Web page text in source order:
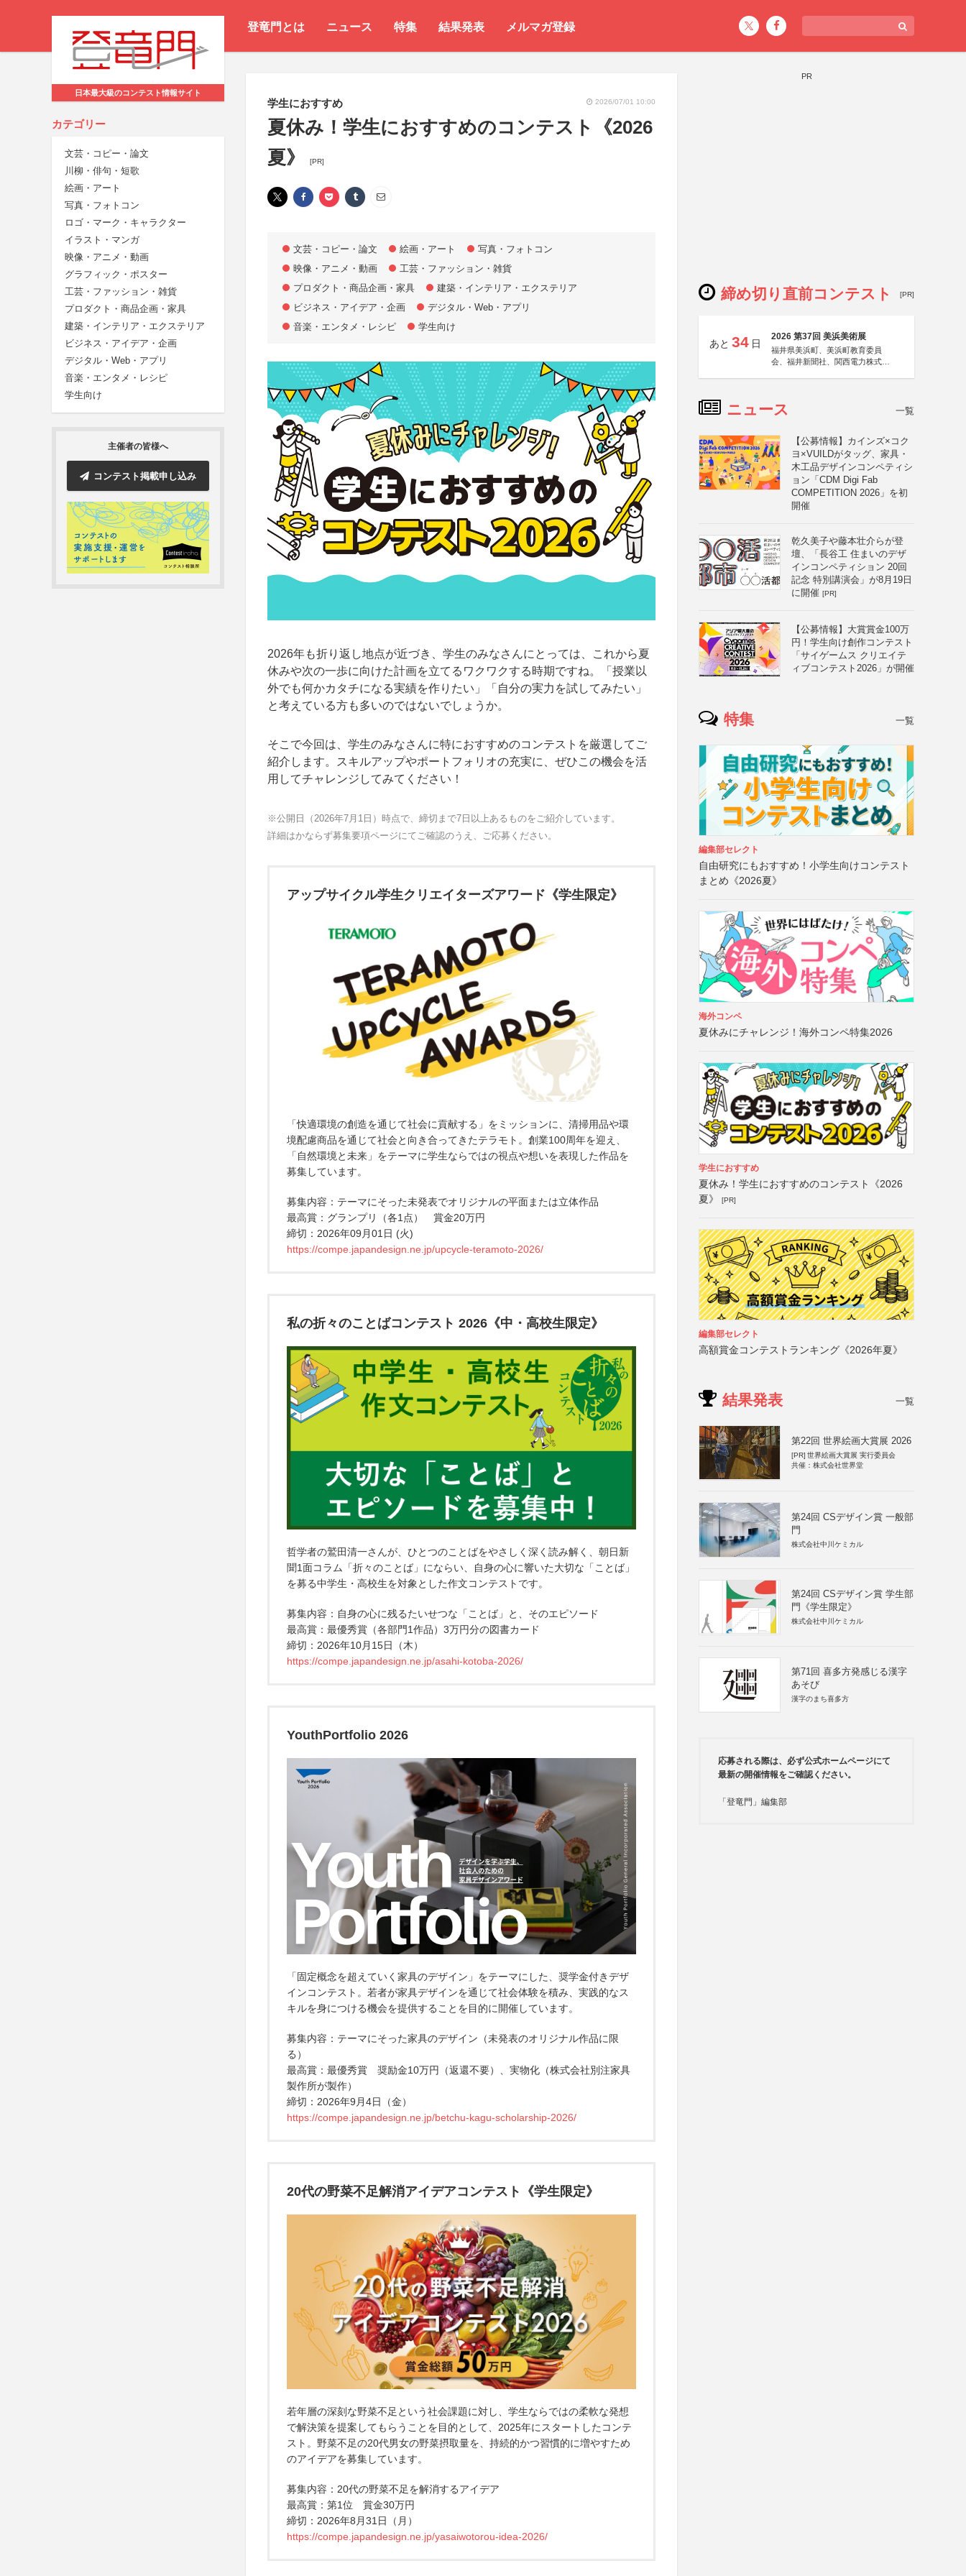
登竜門とは ニュース 特集 結果発表 メルマガ登録
日本最大級のコンテスト情報サイト
カテゴリー
文芸・コピー・論文
川柳・俳句・短歌
絵画・アート
写真・フォトコン
ロゴ・マーク・キャラクター
イラスト・マンガ
映像・アニメ・動画
グラフィック・ポスター
工芸・ファッション・雑貨
プロダクト・商品企画・家具
建築・インテリア・エクステリア
ビジネス・アイデア・企画
デジタル・Web・アプリ
音楽・エンタメ・レシピ
学生向け
主催者の皆様へ
コンテスト掲載申し込み
学生におすすめ 2026/07/01 10:00
夏休み！学生におすすめのコンテスト《2026
夏》
[PR]
文芸・コピー・論文 絵画・アート
写真・フォトコン
映像・アニメ・動画
工芸・ファッション・雑貨
プロダクト・商品企画・家具
建築・インテリア・エクステリア
ビジネス・アイデア・企画
デジタル・Web・アプリ
音楽・エンタメ・レシピ
学生向け
2026年も折り返し地点が近づき、学生のみなさんにとっては、これから夏
休みや次の一歩に向けた計画を立てるワクワクする時期ですね。「授業以
外でも何かカタチになる実績を作りたい」「自分の実力を試してみたい」
と考えている方も多いのではないでしょうか。
そこで今回は、学生のみなさんに特におすすめのコンテストを厳選してご
紹介します。スキルアップやポートフォリオの充実に、ぜひこの機会を活
用してチャレンジしてみてください！
※公開日（2026年7月1日）時点で、締切まで7日以上あるものをご紹介しています。
詳細はかならず募集要項ページにてご確認のうえ、ご応募ください。
アップサイクル学生クリエイターズアワード《学生限定》
「快適環境の創造を通じて社会に貢献する」をミッションに、清掃用品や環
境配慮商品を通じて社会と向き合ってきたテラモト。創業100周年を迎え、
「自然環境と未来」をテーマに学生ならではの視点や想いを表現した作品を
募集しています。
募集内容：テーマにそった未発表でオリジナルの平面または立体作品
最高賞：グランプリ（各1点） 賞金20万円
締切：2026年09月01日 (火)
https://compe.japandesign.ne.jp/upcycle-teramoto-2026/
私の折々のことばコンテスト 2026《中・高校生限定》
哲学者の鷲田清一さんが、ひとつのことばをやさしく深く読み解く、朝日新
聞1面コラム「折々のことば」にならい、自身の心に響いた大切な「ことば」
を募る中学生・高校生を対象とした作文コンテストです。
募集内容：自身の心に残るたいせつな「ことば」と、そのエピソード
最高賞：最優秀賞（各部門1作品）3万円分の図書カード
締切：2026年10月15日（木）
https://compe.japandesign.ne.jp/asahi-kotoba-2026/
YouthPortfolio 2026
「固定概念を超えていく家具のデザイン」をテーマにした、奨学金付きデザ
インコンテスト。若者が家具デザインを通じて社会体験を積み、実践的なス
キルを身につける機会を提供することを目的に開催しています。
募集内容：テーマにそった家具のデザイン（未発表のオリジナル作品に限
る）
最高賞：最優秀賞 奨励金10万円（返還不要）、実物化（株式会社別注家具
製作所が製作）
締切：2026年9月4日（金）
https://compe.japandesign.ne.jp/betchu-kagu-scholarship-2026/
20代の野菜不足解消アイデアコンテスト《学生限定》
若年層の深刻な野菜不足という社会課題に対し、学生ならではの柔軟な発想
で解決策を提案してもらうことを目的として、2025年にスタートしたコンテ
スト。野菜不足の20代男女の野菜摂取量を、持続的かつ習慣的に増やすため
のアイデアを募集しています。
募集内容：20代の野菜不足を解消するアイデア
最高賞：第1位 賞金30万円
締切：2026年8月31日（月）
https://compe.japandesign.ne.jp/yasaiwotorou-idea-2026/
PR
締め切り直前コンテスト [PR]
あと 34 日
2026 第37回 美浜美術展
福井県美浜町、美浜町教育委員
会、福井新聞社、関西電力株式会
ニュース 一覧
【公募情報】カインズ×コク
ヨ×VUILDがタッグ、家具・
木工品デザインコンペティシ
ョン「CDM Digi Fab
COMPETITION 2026」を初
開催
乾久美子や藤本壮介らが登
壇、「長谷工 住まいのデザ
インコンペティション 20回
記念 特別講演会」が8月19日
に開催 [PR]
【公募情報】大賞賞金100万
円！学生向け創作コンテスト
「サイゲームス クリエイテ
ィブコンテスト2026」が開催
特集 一覧
編集部セレクト
自由研究にもおすすめ！小学生向けコンテスト
まとめ《2026夏》
海外コンペ
夏休みにチャレンジ！海外コンペ特集2026
学生におすすめ
夏休み！学生におすすめのコンテスト《2026
夏》
[PR]
編集部セレクト
高額賞金コンテストランキング《2026年夏》
結果発表 一覧
第22回 世界絵画大賞展 2026
[PR] 世界絵画大賞展 実行委員会
共催：株式会社世界堂
第24回 CSデザイン賞 一般部
門
株式会社中川ケミカル
第24回 CSデザイン賞 学生部
門《学生限定》
株式会社中川ケミカル
第71回 喜多方発感じる漢字
あそび
漢字のまち喜多方
応募される際は、必ず公式ホームページにて
最新の開催情報をご確認ください。
「登竜門」編集部